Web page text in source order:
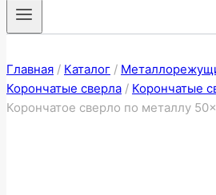
Главная / Каталог /
Корончатые сверла / Корончатые
Корончатое сверло по металлу